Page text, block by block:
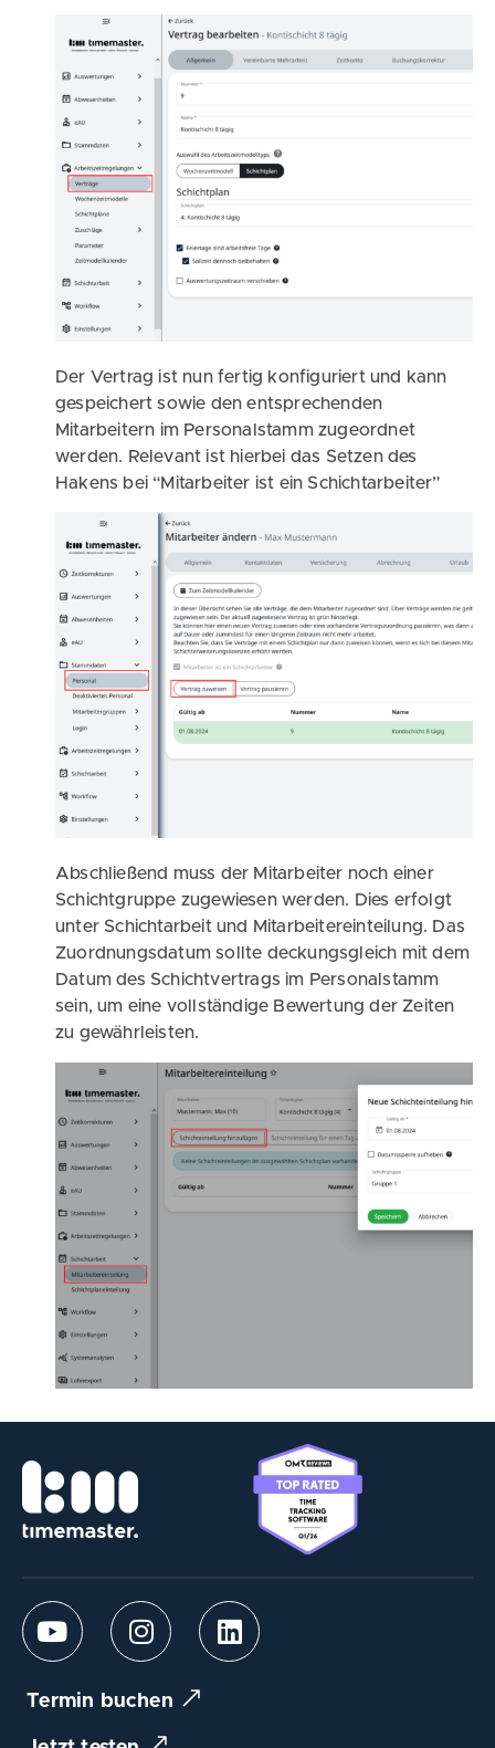
Der Vertrag ist nun fertig konfiguriert und kann
gespeichert sowie den entsprechenden
Mitarbeitern im Personalstamm zugeordnet
werden. Relevant ist hierbei das Setzen des
Hakens bei “Mitarbeiter ist ein Schichtarbeiter”
Abschließend muss der Mitarbeiter noch einer
Schichtgruppe zugewiesen werden. Dies erfolgt
unter Schichtarbeit und Mitarbeitereinteilung. Das
Zuordnungsdatum sollte deckungsgleich mit dem
Datum des Schichtvertrags im Personalstamm
sein, um eine vollständige Bewertung der Zeiten
zu gewährleisten.
Termin buchen